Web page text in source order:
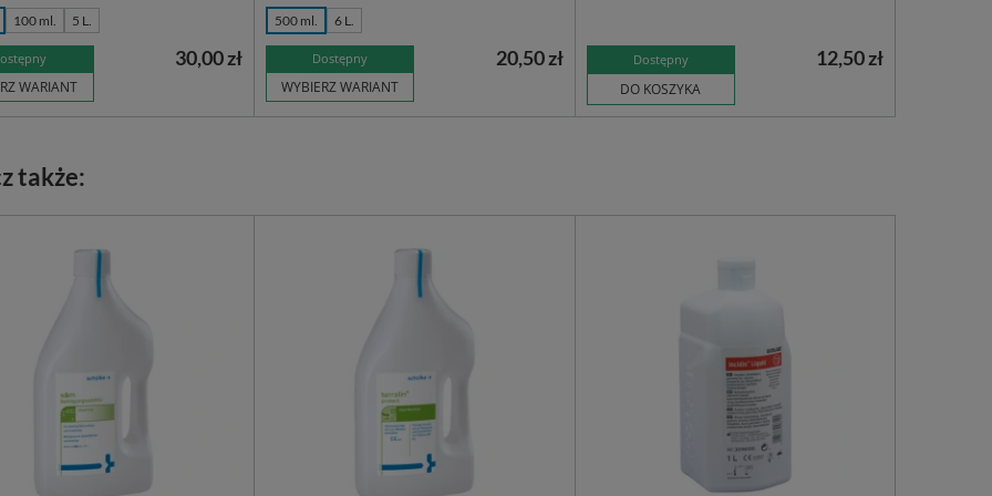
100 ml. 5 L.
WARIANT
30,00 zł
500 ml. 6 L.
Dostępny
WYBIERZ WARIANT
20,50 zł Dostępny
DO KOSZYKA
12,50 zł
także: